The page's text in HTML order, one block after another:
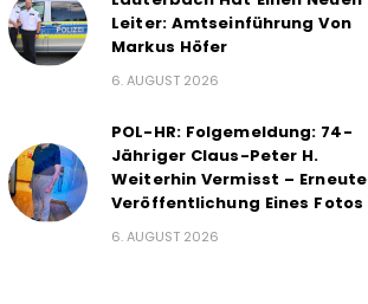
Leiter: Amtseinführung Von
Markus Höfer
6. AUGUST 2026
POL-HR: Folgemeldung: 74-
Jähriger Claus-Peter H.
Weiterhin Vermisst – Erneute
Veröffentlichung Eines Fotos
6. AUGUST 2026